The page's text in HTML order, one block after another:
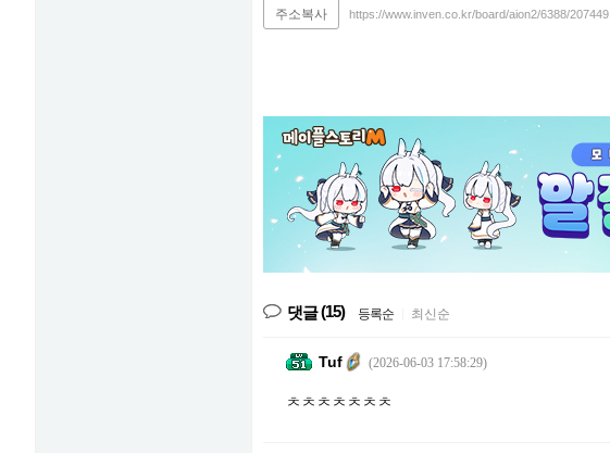
주소복사 https://www.inven.co.kr/board/aion2/6388/207449
댓글(15) 등록순 최신순
Tuf (2026-06-03 17:58:29)
ㅊㅊㅊㅊㅊㅊㅊ